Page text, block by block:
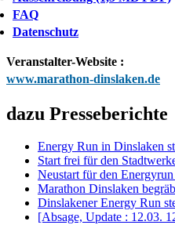
FAQ
Datenschutz
Veranstalter-Website :
www.marathon-dinslaken.de
dazu Presseberichte
Energy Run in Dinslaken
Start frei für den
Neustart für den
Marathon Dinslaken
Dinslakener Energy Run
[Absage, Update : 12.03.